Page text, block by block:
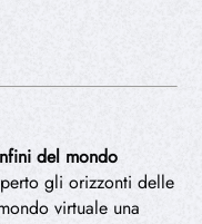
del mondo
gli orizzonti delle
virtuale una